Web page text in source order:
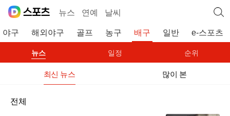
뉴스 연예 날씨
야구 해외야구 골프 농구 배구 일반 e-스포츠
뉴스 일정 순위
최신 뉴스 많이 본
전체